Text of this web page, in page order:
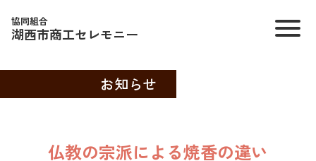
協同組合
湖西市商工セレモニー
お知らせ
仏教の宗派による焼香の違い